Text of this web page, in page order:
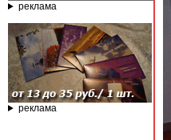
реклама
реклама